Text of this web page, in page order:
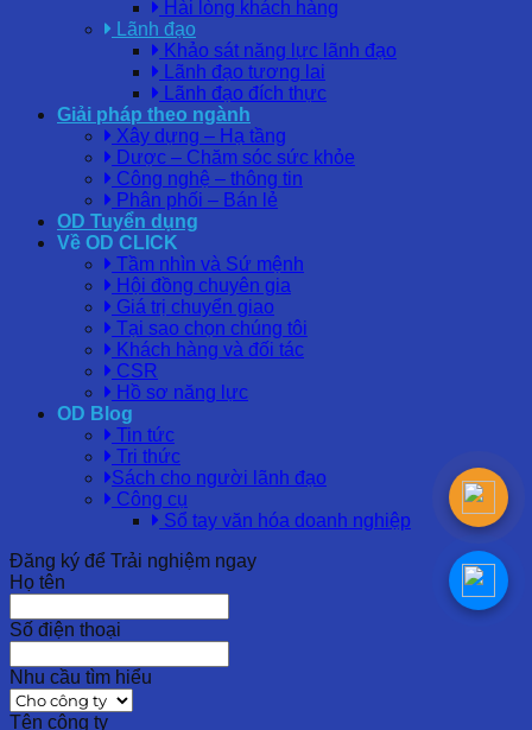
Hài lòng khách hàng
Lãnh đạo
Khảo sát năng lực lãnh đạo
Lãnh đạo tương lai
Lãnh đạo đích thực
Giải pháp theo ngành
Xây dựng – Hạ tầng
Dược – Chăm sóc sức khỏe
Công nghệ – thông tin
Phân phối – Bán lẻ
OD Tuyển dụng
Về OD CLICK
Tầm nhìn và Sứ mệnh
Hội đồng chuyên gia
Giá trị chuyển giao
Tại sao chọn chúng tôi
Khách hàng và đối tác
CSR
Hồ sơ năng lực
OD Blog
Tin tức
Tri thức
Sách cho người lãnh đạo
Công cụ
Sổ tay văn hóa doanh nghiệp
Đăng ký để Trải nghiệm ngay
Họ tên
Số điện thoại
Nhu cầu tìm hiểu
Tên công ty